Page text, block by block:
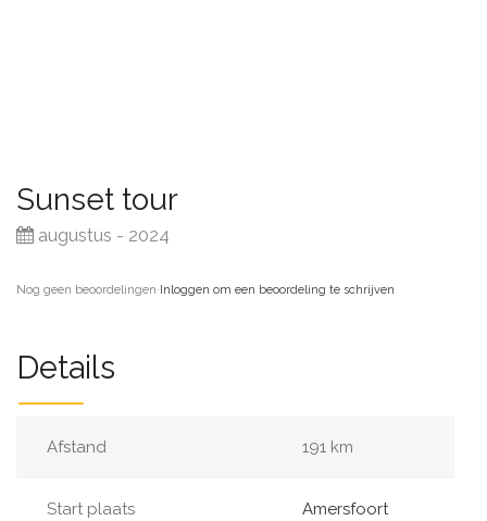
Sunset tour
augustus - 2024
Nog geen beoordelingen·Inloggen om een beoordeling te schrijven
Details
Afstand 191 km
Start plaats Amersfoort